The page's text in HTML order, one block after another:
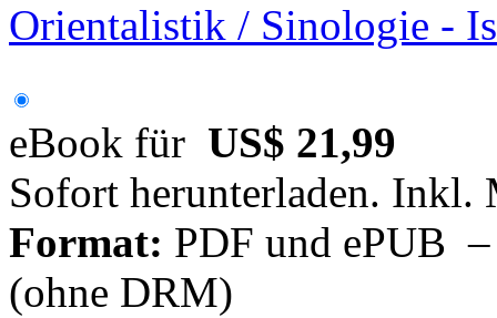
Orientalistik / Sinologie -
eBook für US$ 21,99
Sofort herunterladen. Inkl.
Format: PDF und ePUB
(ohne DRM)